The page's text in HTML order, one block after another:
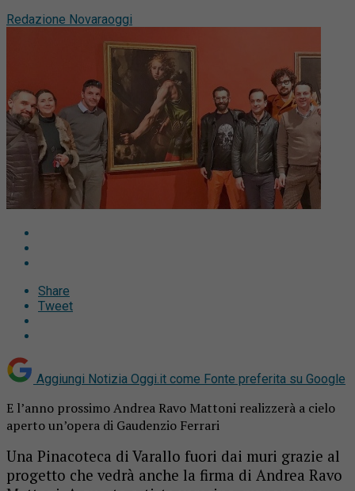
Redazione Novaraoggi
Share
Tweet
Aggiungi Notizia Oggi.it come Fonte preferita su Google
E l’anno prossimo Andrea Ravo Mattoni realizzerà a cielo
aperto un’opera di Gaudenzio Ferrari
Una Pinacoteca di Varallo fuori dai muri grazie al
progetto che vedrà anche la firma di Andrea Ravo